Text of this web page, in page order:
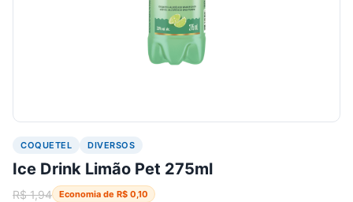
COQUETEL DIVERSOS
Ice Drink Limão Pet 275ml
R$1,94 Economia de R$ 0,10